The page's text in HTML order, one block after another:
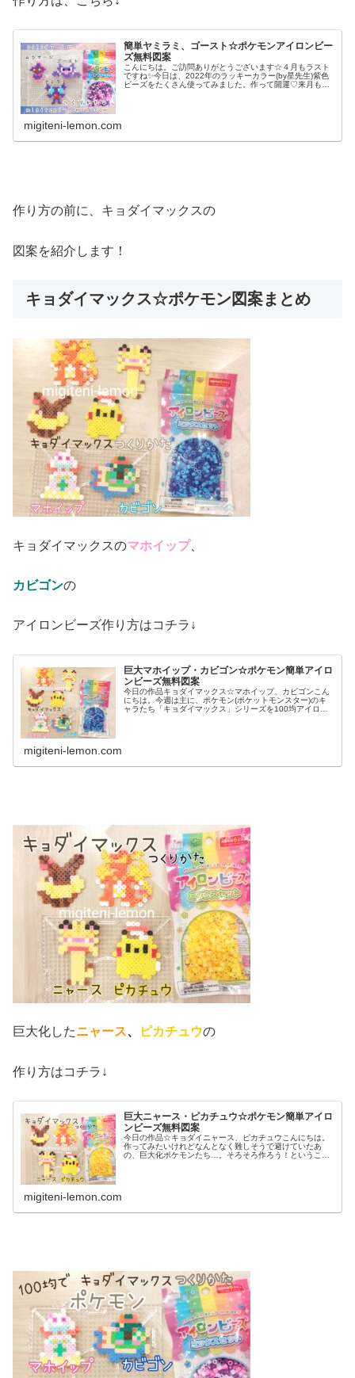
簡単ヤミラミ、ゴースト☆ポケモンアイロンビー
ズ無料図案
こんにちは。ご訪問ありがとうございます☆４月もラスト
ですね✨今日は、2022年のラッキーカラー(by星先生)紫色
ビーズをたくさん使ってみました。作って開運♡来月も良
migiteni-lemon.com
作り方の前に、キョダイマックスの
図案を紹介します！
キョダイマックス☆ポケモン図案まとめ
キョダイマックスのマホイップ、
カビゴンの
アイロンビーズ作り方はコチラ↓
巨大マホイップ・カビゴン☆ポケモン簡単アイロ
ンビーズ無料図案
今日の作品キョダイマックス☆マホイップ、カビゴンこん
にちは。今週は主に、ポケモン(ポケットモンスター)のキ
ャラたち「キョダイマックス」シリーズを100均アイロン
migiteni-lemon.com
巨大化したニャース、 ピカチュウの
作り方はコチラ↓
巨大ニャース・ピカチュウ☆ポケモン簡単アイロ
ンビーズ無料図案
今日の作品☆キョダイニャース、ピカチュウこんにちは。
作ってみたいけれどなんとなく難しそうで避けていたあ
の、巨大化ポケモンたち…。そろそろ作ろう！ということ
migiteni-lemon.com